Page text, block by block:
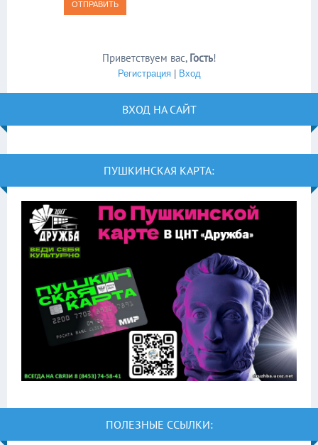
ОТПРАВИТЬ
Приветствуем вас, Гость!
Регистрация| Вход
ВХОД НА САЙТ
ПУШКИНСКАЯ КАРТА:
ПОЛЕЗНЫЕ ССЫЛКИ: